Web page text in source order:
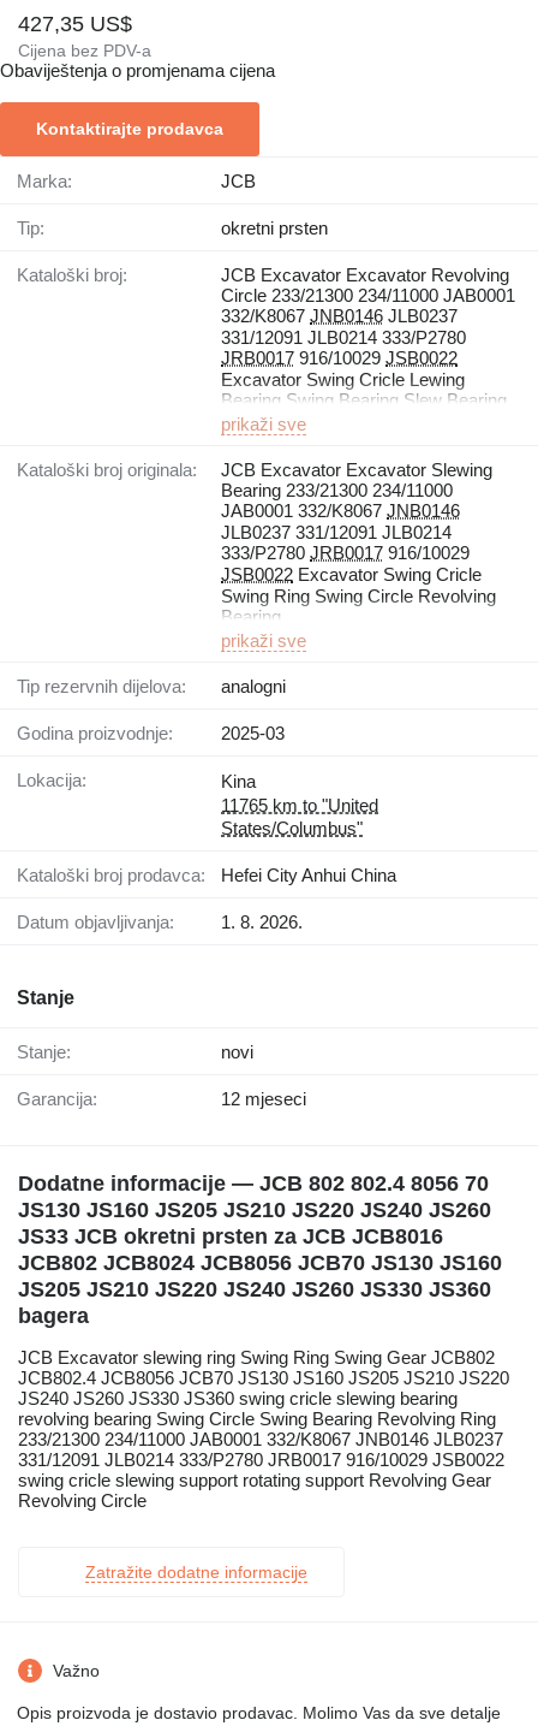
427,35 US$
Cijena bez PDV-a
Obaviještenja o promjenama cijena
Kontaktirajte prodavca
Marka: JCB
Tip: okretni prsten
Kataloški broj:
JCB Excavator Excavator Revolving
Circle 233/21300 234/11000 JAB0001
332/K8067 JNB0146 JLB0237
331/12091 JLB0214 333/P2780
JRB0017 916/10029 JSB0022
Excavator Swing Cricle Lewing
Bearing Swing Bearing Slew Bearing
prikaži sve
Kataloški broj originala:
JCB Excavator Excavator Slewing
Bearing 233/21300 234/11000
JAB0001 332/K8067 JNB0146
JLB0237 331/12091 JLB0214
333/P2780 JRB0017 916/10029
JSB0022 Excavator Swing Cricle
Swing Ring Swing Circle Revolving
Bearing
prikaži sve
Tip rezervnih dijelova: analogni
Godina proizvodnje: 2025-03
Lokacija:
Kina
11765 km to "United
States/Columbus"
Kataloški broj prodavca: Hefei City Anhui China
Datum objavljivanja: 1. 8. 2026.
Stanje
Stanje: novi
Garancija: 12 mjeseci
Dodatne informacije — JCB 802 802.4 8056 70
JS130 JS160 JS205 JS210 JS220 JS240 JS260
JS33 JCB okretni prsten za JCB JCB8016
JCB802 JCB8024 JCB8056 JCB70 JS130 JS160
JS205 JS210 JS220 JS240 JS260 JS330 JS360
bagera
JCB Excavator slewing ring Swing Ring Swing Gear JCB802
JCB802.4 JCB8056 JCB70 JS130 JS160 JS205 JS210 JS220
JS240 JS260 JS330 JS360 swing cricle slewing bearing
revolving bearing Swing Circle Swing Bearing Revolving Ring
233/21300 234/11000 JAB0001 332/K8067 JNB0146 JLB0237
331/12091 JLB0214 333/P2780 JRB0017 916/10029 JSB0022
swing cricle slewing support rotating support Revolving Gear
Revolving Circle
Zatražite dodatne informacije
Važno
Opis proizvoda je dostavio prodavac. Molimo Vas da sve detalje